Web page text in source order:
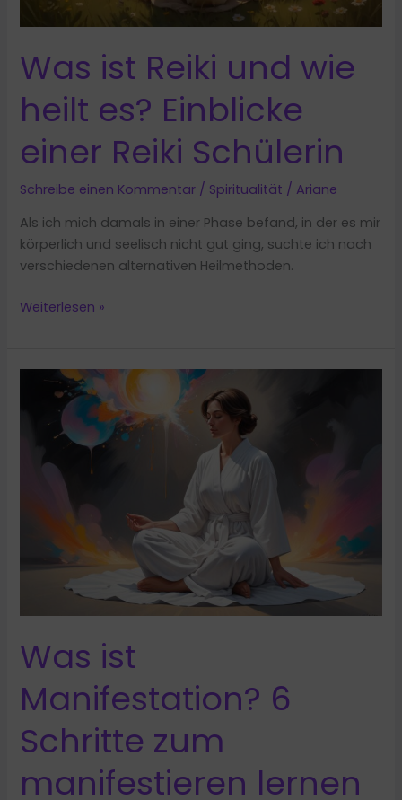
Was ist Reiki und wie
heilt es? Einblicke
einer Reiki Schülerin
Schreibe einen Kommentar / Spiritualität / Ariane
Als ich mich damals in einer Phase befand, in der es mir
körperlich und seelisch nicht gut ging, suchte ich nach
verschiedenen alternativen Heilmethoden.
Was
und
Schülerin
Weiterlesen »
Was ist
Manifestation? 6
Schritte zum
manifestieren lernen